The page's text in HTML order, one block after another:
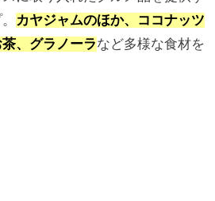
カヤジャムのほか、ココナッツ
、グラノーラなど多様な食材を